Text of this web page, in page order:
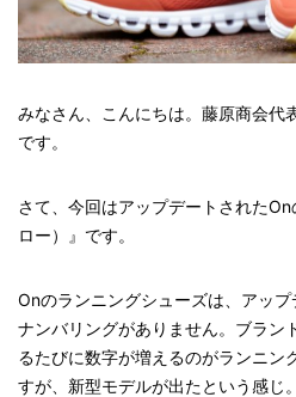
みなさん、こんにちは。藤原商会代
です。
さて、今回はアップデートされた
ロー）』です。
Onのランニングシューズは、アッ
ナンバリングがありません。ブラン
るたびに数字が増えるのがランニン
すが、新型モデルが出たという感じ